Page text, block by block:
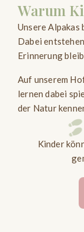
Warum
Unsere
Dabei
Erinnerung
Auf unserem
lernen dabei
der Natur
Kinder